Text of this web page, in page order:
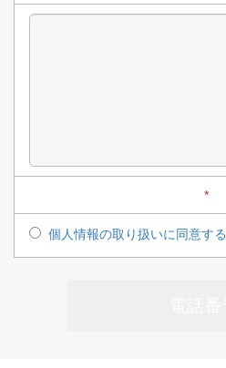
*
個人情報の取り扱いに同意する